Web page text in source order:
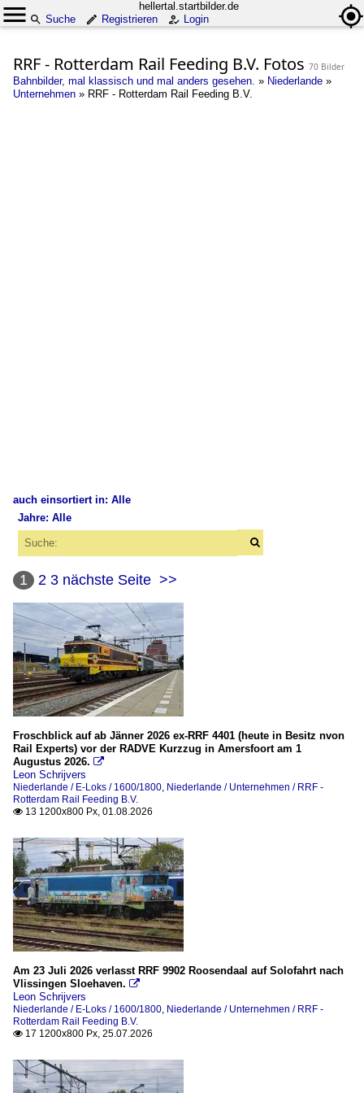
hellertal.startbilder.de
Suche
Registrieren Login
RRF - Rotterdam Rail Feeding B.V. Fotos 70 Bilder
Bahnbilder, mal klassisch und mal anders gesehen. » Niederlande »
Unternehmen » RRF - Rotterdam Rail Feeding B.V.
auch einsortiert in: Alle
Alle Kategorien
Belgien
Dieselloks
Série 57 / BR 272 (MaK G 2000 BB)
Deutschland
Dieselloks
BR 266 (Class 66 - EMD JT42CWR)
E-Loks
BR 189 (SIEMENS ES64F4)
Unternehmen
MRCE (Mitsui Rail Capital Europe GmbH), bis 10.2023
Großbritannien
Unternehmen
Beacon Rail Leasing Limited (BRLL)
Niederlande
Gleismesswagen, züge und -triebwagen
Jahre: Alle
2008
2010
2010
2013
2016
2017
2018
2019
2020
2020
2021
2022
2023
2025
2026
1 2 3 nächste Seite >>
Froschblick auf ab Jänner 2026 ex-RRF 4401 (heute in Besitz nvon
Rail Experts) vor der RADVE Kurzzug in Amersfoort am 1
Augustus 2026. 
Leon Schrijvers
Niederlande / E-Loks / 1600/1800, Niederlande / Unternehmen / RRF -
Rotterdam Rail Feeding B.V.
 13 1200x800 Px, 01.08.2026
Am 23 Juli 2026 verlasst RRF 9902 Roosendaal auf Solofahrt nach
Vlissingen Sloehaven. 
Leon Schrijvers
Niederlande / E-Loks / 1600/1800, Niederlande / Unternehmen / RRF -
Rotterdam Rail Feeding B.V.
 17 1200x800 Px, 25.07.2026